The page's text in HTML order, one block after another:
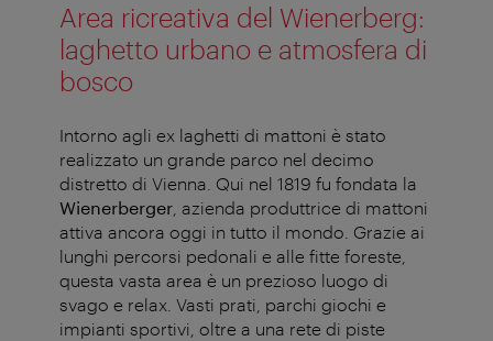
Area ricreativa del Wienerberg:
laghetto urbano e atmosfera di
bosco
Intorno agli ex laghetti di mattoni è stato
realizzato un grande parco nel decimo
distretto di Vienna. Qui nel 1819 fu fondata la
Wienerberger , azienda produttrice di mattoni
attiva ancora oggi in tutto il mondo. Grazie ai
lunghi percorsi pedonali e alle fitte foreste,
questa vasta area è un prezioso luogo di
svago e relax. Vasti prati, parchi giochi e
impianti sportivi, oltre a una rete di piste